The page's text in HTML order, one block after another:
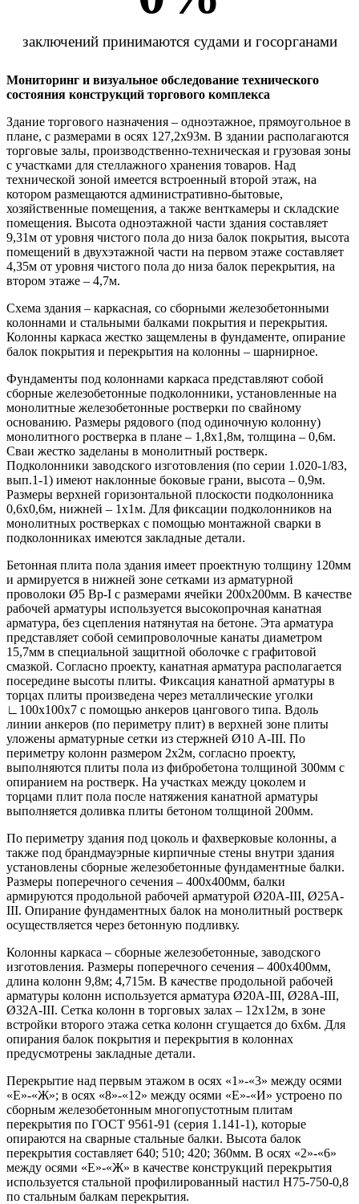
заключений принимаются судами и госорганами
Мониторинг и визуальное обследование технического
состояния конструкций торгового комплекса
Здание торгового назначения – одноэтажное, прямоугольное в
плане, с размерами в осях 127,2х93м. В здании располагаются
торговые залы, производственно-техническая и грузовая зоны
с участками для стеллажного хранения товаров. Над
технической зоной имеется встроенный второй этаж, на
котором размещаются административно-бытовые,
хозяйственные помещения, а также венткамеры и складские
помещения. Высота одноэтажной части здания составляет
9,31м от уровня чистого пола до низа балок покрытия, высота
помещений в двухэтажной части на первом этаже составляет
4,35м от уровня чистого пола до низа балок перекрытия, на
втором этаже – 4,7м.
Схема здания – каркасная, со сборными железобетонными
колоннами и стальными балками покрытия и перекрытия.
Колонны каркаса жестко защемлены в фундаменте, опирание
балок покрытия и перекрытия на колонны – шарнирное.
Фундаменты под колоннами каркаса представляют собой
сборные железобетонные подколонники, установленные на
монолитные железобетонные ростверки по свайному
основанию. Размеры рядового (под одиночную колонну)
монолитного ростверка в плане – 1,8х1,8м, толщина – 0,6м.
Сваи жестко заделаны в монолитный ростверк.
Подколонники заводского изготовления (по серии 1.020-1/83,
вып.1-1) имеют наклонные боковые грани, высота – 0,9м.
Размеры верхней горизонтальной плоскости подколонника
0,6х0,6м, нижней – 1х1м. Для фиксации подколонников на
монолитных ростверках с помощью монтажной сварки в
подколонниках имеются закладные детали.
Бетонная плита пола здания имеет проектную толщину 120мм
и армируется в нижней зоне сетками из арматурной
проволоки Ø5 Вр-I с размерами ячейки 200х200мм. В качестве
рабочей арматуры используется высокопрочная канатная
арматура, без сцепления натянутая на бетоне. Эта арматура
представляет собой семипроволочные канаты диаметром
15,7мм в специальной защитной оболочке с графитовой
смазкой. Согласно проекту, канатная арматура располагается
посередине высоты плиты. Фиксация канатной арматуры в
торцах плиты произведена через металлические уголки
∟100х100х7 с помощью анкеров цангового типа. Вдоль
линии анкеров (по периметру плит) в верхней зоне плиты
уложены арматурные сетки из стержней Ø10 А-III. По
периметру колонн размером 2х2м, согласно проекту,
выполняются плиты пола из фибробетона толщиной 300мм с
опиранием на ростверк. На участках между цоколем и
торцами плит пола после натяжения канатной арматуры
выполняется доливка плиты бетоном толщиной 200мм.
По периметру здания под цоколь и фахверковые колонны, а
также под брандмауэрные кирпичные стены внутри здания
установлены сборные железобетонные фундаментные балки.
Размеры поперечного сечения – 400х400мм, балки
армируются продольной рабочей арматурой Ø20А-III, Ø25А-
III. Опирание фундаментных балок на монолитный ростверк
осуществляется через бетонную подливку.
Колонны каркаса – сборные железобетонные, заводского
изготовления. Размеры поперечного сечения – 400х400мм,
длина колонн 9,8м; 4,715м. В качестве продольной рабочей
арматуры колонн используется арматура Ø20А-III, Ø28А-III,
Ø32А-III. Сетка колонн в торговых залах – 12х12м, в зоне
встройки второго этажа сетка колонн сгущается до 6х6м. Для
опирания балок покрытия и перекрытия в колоннах
предусмотрены закладные детали.
Перекрытие над первым этажом в осях «1»-«3» между осями
«Е»-«Ж»; в осях «8»-«12» между осями «Е»-«И» устроено по
сборным железобетонным многопустотным плитам
перекрытия по ГОСТ 9561-91 (серия 1.141-1), которые
опираются на сварные стальные балки. Высота балок
перекрытия составляет 640; 510; 420; 360мм. В осях «2»-«6»
между осями «Е»-«Ж» в качестве конструкций перекрытия
используется стальной профилированный настил Н75-750-0,8
по стальным балкам перекрытия.